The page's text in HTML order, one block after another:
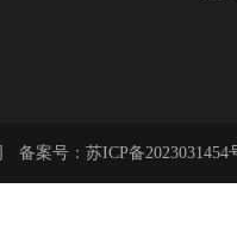
备案号： 苏ICP备2023031454